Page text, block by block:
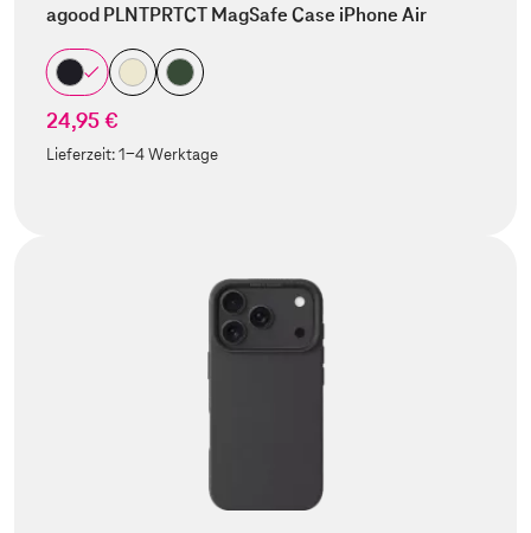
agood PLNTPRTCT MagSafe Case iPhone Air
24,95 €
Lieferzeit:1-4 Werktage